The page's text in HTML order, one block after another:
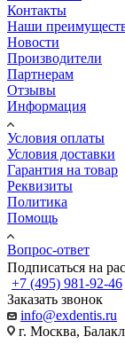
Контакты
Наши
Новости
Производители
Партнерам
Отзывы
Информация
Условия оплаты
Условия доставки
Гарантия на товар
Реквизиты
Политика
Помощь
Вопрос-ответ
Подписаться на
+7 (495) 981-92-46
Заказать звонок
info@exdentis.ru
г. Москва,